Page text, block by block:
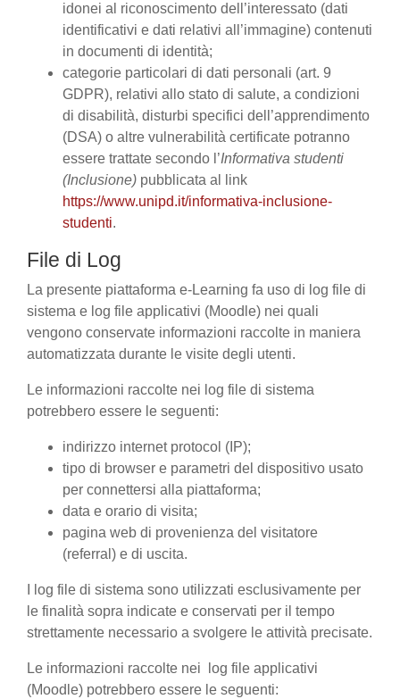
idonei al riconoscimento dell’interessato (dati
identificativi e dati relativi all’immagine) contenuti
in documenti di identità;
categorie particolari di dati personali (art. 9
GDPR), relativi allo stato di salute, a condizioni
di disabilità, disturbi specifici dell’apprendimento
(DSA) o altre vulnerabilità certificate potranno
essere trattate secondo l’Informativa studenti
(Inclusione) pubblicata al link
https://www.unipd.it/informativa-inclusione-
studenti.
File di Log
La presente piattaforma e-Learning fa uso di log file di
sistema e log file applicativi (Moodle) nei quali
vengono conservate informazioni raccolte in maniera
automatizzata durante le visite degli utenti.
Le informazioni raccolte nei log file di sistema
potrebbero essere le seguenti:
indirizzo internet protocol (IP);
tipo di browser e parametri del dispositivo usato
per connettersi alla piattaforma;
data e orario di visita;
pagina web di provenienza del visitatore
(referral) e di uscita.
I log file di sistema sono utilizzati esclusivamente per
le finalità sopra indicate e conservati per il tempo
strettamente necessario a svolgere le attività precisate.
Le informazioni raccolte nei log file applicativi
(Moodle) potrebbero essere le seguenti: